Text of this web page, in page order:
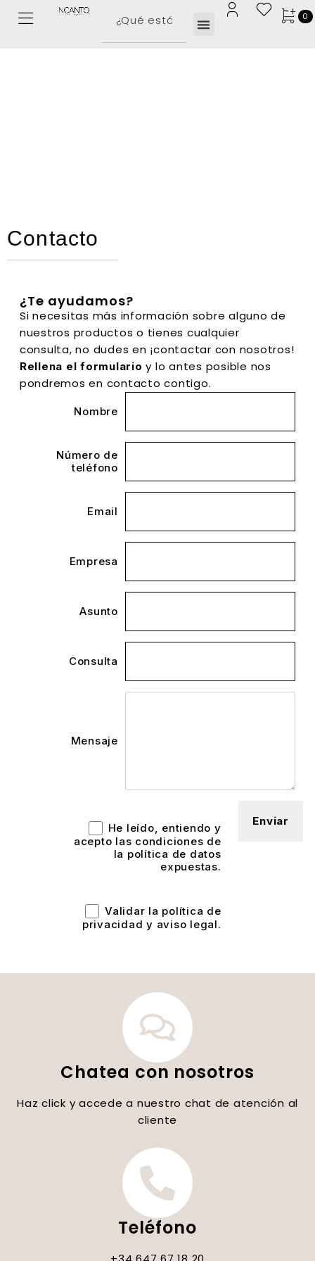
0
Contacto
¿Te ayudamos?
Si necesitas más información sobre alguno de
nuestros productos o tienes cualquier
consulta, no dudes en ¡contactar con nosotros!
Rellena el formulario y lo antes posible nos
pondremos en contacto contigo.
Nombre
Número de
teléfono
Email
Empresa
Asunto
Consulta
Mensaje
He leído, entiendo y
acepto las condiciones de
la política de datos
expuestas.
Validar la política de
privacidad y aviso legal.
Chatea con nosotros
Haz click y accede a nuestro chat de atención al
cliente
Teléfono